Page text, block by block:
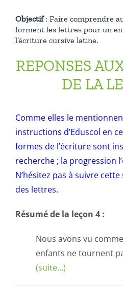
Objectif: Faire comprendre
forment les lettres pour un
l’écriture cursive latine.
REPONSES
DE LA
Comme elles le
instructions d’Eduscol en
formes de l’écriture sont
recherche ; la progression
N’hésitez pas à suivre
des lettres.
Résumé de la leçon 4 :
Nous avons vu
enfants ne tournent
(suite…)